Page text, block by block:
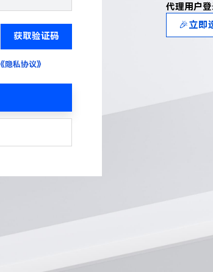
获取验证码
《隐私协议》
代理用户
🎉立即